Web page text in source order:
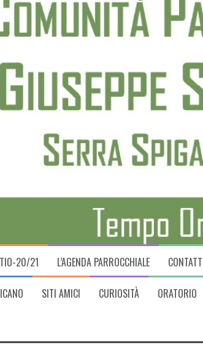
20/21 L’AGENDA PARROCCHIALE
SITI AMICI CURIOSITÀ ORATORIO